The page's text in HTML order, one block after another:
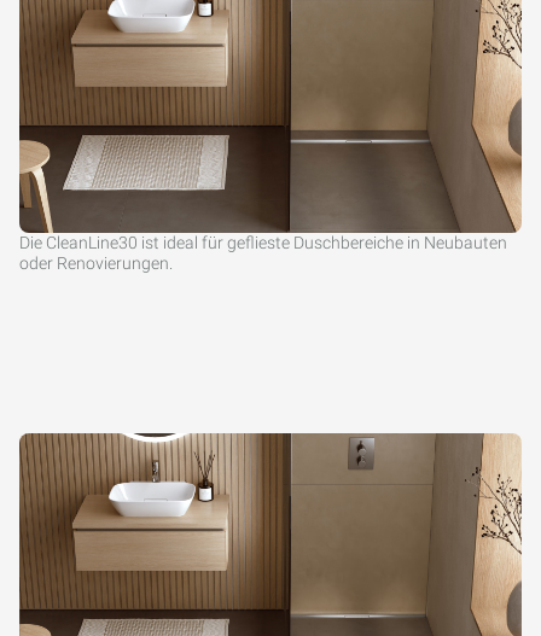
Die CleanLine30 ist ideal für geflieste Duschbereiche in Neubauten
oder Renovierungen.